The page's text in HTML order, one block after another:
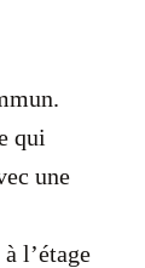
qui
une
l’étage